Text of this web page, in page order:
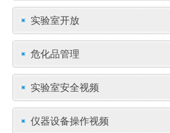
实验室开放
危化品管理
实验室安全视频
仪器设备操作视频